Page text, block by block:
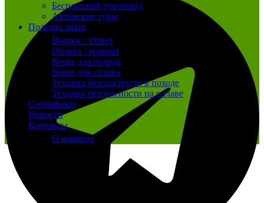
Бесплатный тур/поход
Авторские туры
Полезно знать
Вопрос / Ответ
Оплата / возврат
Вещи для похода
Вещи для сплава
Техника безопасности в походе
Техника безопасности на сплаве
Сертификат
Новости
Контакты
О команде
Распродано